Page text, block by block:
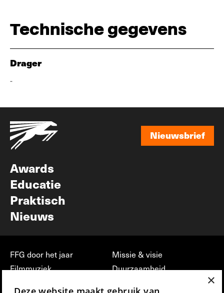
Technische gegevens
Drager
-
Nieuwsbrief
Awards
Educatie
Praktisch
Nieuws
FFG door het jaar
Filmmuziek
Missie & visie
Duurzaamheid
×